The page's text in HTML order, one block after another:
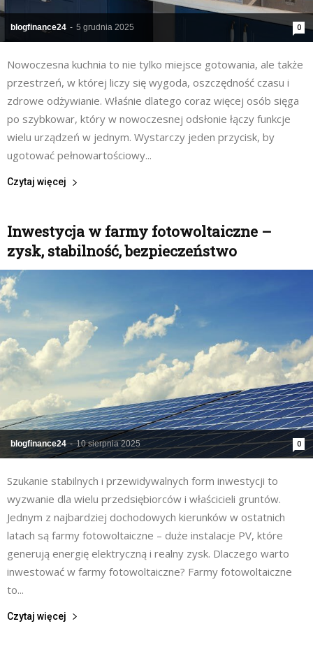
blogfinance24 - 5 grudnia 2025 0
Nowoczesna kuchnia to nie tylko miejsce gotowania, ale także
przestrzeń, w której liczy się wygoda, oszczędność czasu i
zdrowe odżywianie. Właśnie dlatego coraz więcej osób sięga
po szybkowar, który w nowoczesnej odsłonie łączy funkcje
wielu urządzeń w jednym. Wystarczy jeden przycisk, by
ugotować pełnowartościowy...
Czytaj więcej
Inwestycja w farmy fotowoltaiczne –
zysk, stabilność, bezpieczeństwo
blogfinance24 - 10 sierpnia 2025 0
Szukanie stabilnych i przewidywalnych form inwestycji to
wyzwanie dla wielu przedsiębiorców i właścicieli gruntów.
Jednym z najbardziej dochodowych kierunków w ostatnich
latach są farmy fotowoltaiczne – duże instalacje PV, które
generują energię elektryczną i realny zysk. Dlaczego warto
inwestować w farmy fotowoltaiczne? Farmy fotowoltaiczne
to...
Czytaj więcej